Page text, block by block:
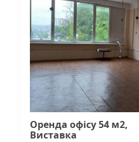
Оренда офісу 54 м2,
Виставка